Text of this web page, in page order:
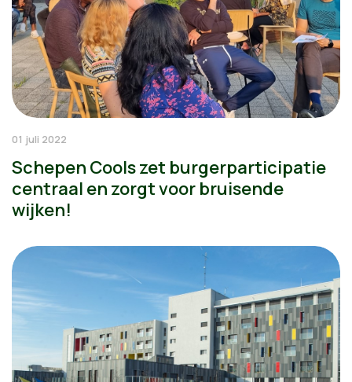
01 juli 2022
Schepen Cools zet burgerparticipatie
centraal en zorgt voor bruisende
wijken!